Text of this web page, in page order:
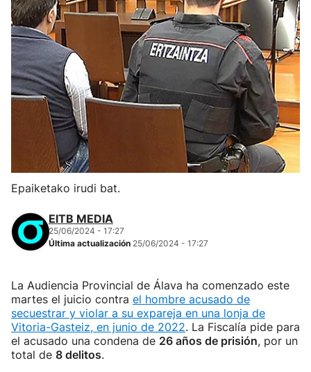
Epaiketako irudi bat.
EITB MEDIA
25/06/2024 - 17:27
Última actualización 25/06/2024 - 17:27
La Audiencia Provincial de Álava ha comenzado este
martes el juicio contra el hombre acusado de
secuestrar y violar a su expareja en una lonja de
Vitoria-Gasteiz, en junio de 2022. La Fiscalía pide para
el acusado una condena de 26 años de prisión, por un
total de 8 delitos.